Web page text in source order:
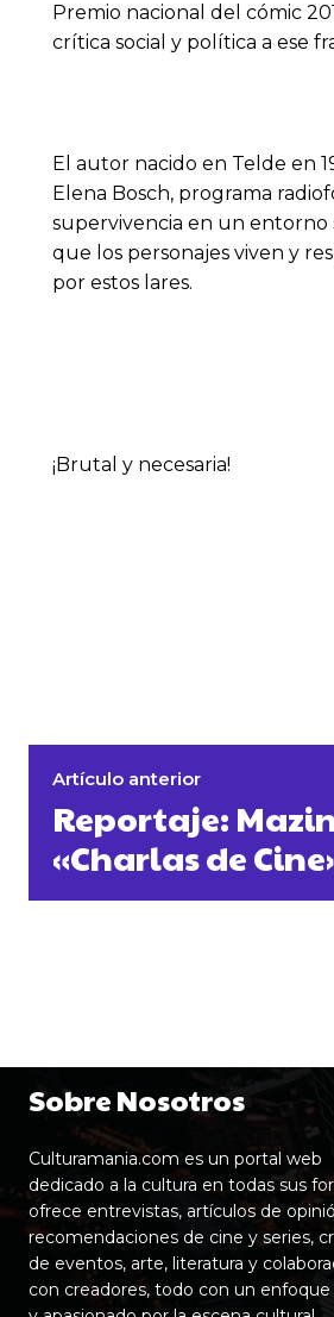
Premio nacional del cómic
crítica social y política a ese
El autor nacido en Telde en
Elena Bosch, programa
supervivencia en un entorno
que los personajes viven y
por estos lares.
¡Brutal y necesaria!
Artículo anterior
Reportaje:
«Charlas de
Sobre Nosotros
Culturamania.com es un portal web
dedicado a la cultura en todas sus
ofrece entrevistas, artículos de
recomendaciones de cine y series,
de eventos, arte, literatura y
con creadores, todo con un enfoque